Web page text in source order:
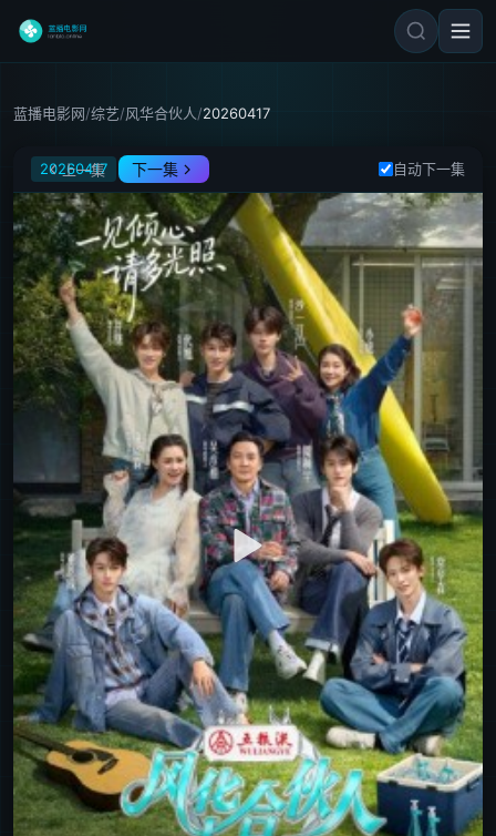
蓝播电影网/综艺/风华合伙人/20260417
风华合伙人
20260417
上一集 下一集 自动下一集